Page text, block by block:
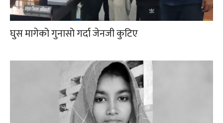
घुस मागेको गुनासो गर्दा जेनजी कुटिए